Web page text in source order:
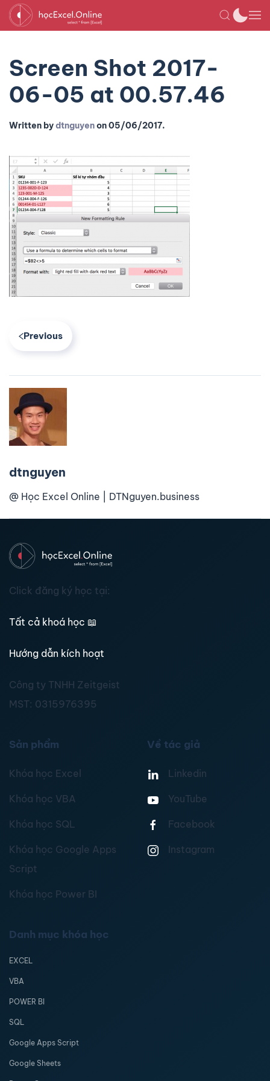
Screen Shot 2017-
06-05 at 00.57.46
Written bydtnguyenon05/06/2017.
Previous
dtnguyen
@ Học Excel Online | DTNguyen.business
Click đăng ký học tại:
Tất cả khoá học 📖
Hướng dẫn kích hoạt
Công ty TNHH Zeitgeist
MST: 0315976395
Sản phẩm
Khóa học Excel
Khóa học VBA
Khóa học SQL
Khóa học Google Apps
Script
Khóa học Power BI
Về tác giả
Linkedin
YouTube
Facebook
Instagram
Danh mục khóa học
EXCEL
VBA
POWER BI
SQL
Google Apps Script
Google Sheets